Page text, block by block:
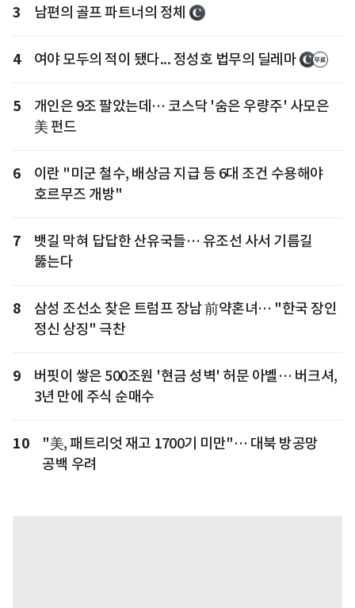
3 남편의 골프 파트너의 정체
4 여야 모두의 적이 됐다... 정성호 법무의 딜레마
5
개인은 9조 팔았는데… 코스닥 '숨은 우량주' 사모은
美 펀드
6
이란 "미군 철수, 배상금 지급 등 6대 조건 수용해야
호르무즈 개방"
7
뱃길 막혀 답답한 산유국들… 유조선 사서 기름길
뚫는다
8
삼성 조선소 찾은 트럼프 장남 前약혼녀… "한국 장인
정신 상징" 극찬
9
버핏이 쌓은 500조원 '현금 성벽' 허문 아벨… 버크셔,
3년 만에 주식 순매수
10
"美, 패트리엇 재고 1700기 미만"… 대북 방공망
공백 우려